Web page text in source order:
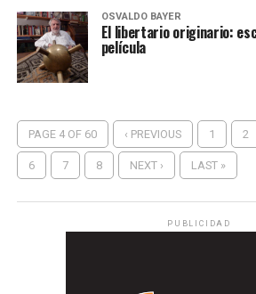
OSVALDO BAYER
El libertario originario:
película
PAGE 4 OF 60 ‹ PREVIOUS 1 2
6 7 8 NEXT › LAST »
PUBLICIDAD